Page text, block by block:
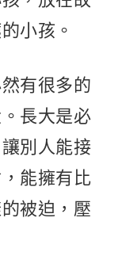
小孩。
有很多的
長大是必
別人能接
能擁有比
被迫，壓